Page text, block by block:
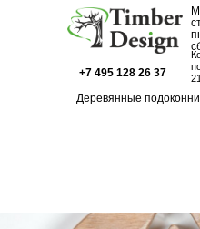
+7 495 128 26 37
Деревянные